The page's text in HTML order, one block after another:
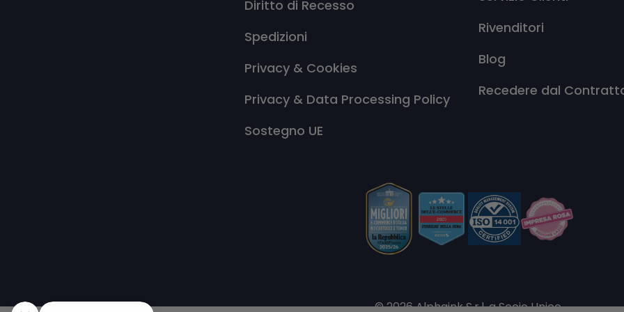
Diritto di Recesso
Spedizioni
Privacy & Cookies
Privacy & Data Processing Policy
Sostegno UE
Rivenditori
Blog
Recedere dal
© 2026 Alphaink S.r.l. a Socio Unico